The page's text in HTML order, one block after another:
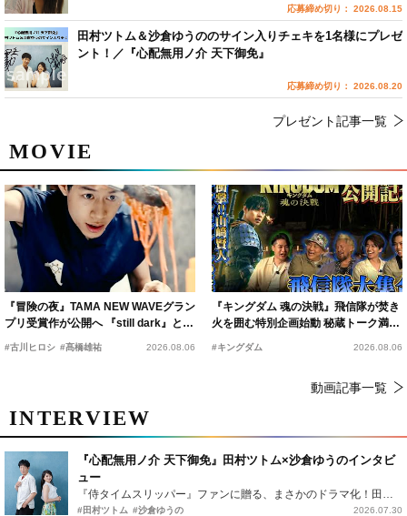
MOVIE
『冒険の夜』TAMA NEW WAVEグラン
プリ受賞作が公開へ 『still dark』と同
#古川ヒロシ #髙橋雄祐 2026.08.06
『キングダム 魂の決戦』飛信隊が焚き
火を囲む特別企画始動 秘蔵トーク満載
#キングダム 2026.08.06
動画記事一覧
INTERVIEW
『心配無用ノ介 天下御免』田村ツトム×沙倉ゆうのインタビ
ュー
『侍タイムスリッパー』ファンに贈る、まさかのドラマ化！田村ツトム×沙倉ゆうのが語る『心配無用ノ介』撮影秘話
#田村ツトム #沙倉ゆうの 2026.07.30
応募締め切り： 2026.08.15
田村ツトム＆沙倉ゆうののサイン入りチェキを1名様にプレゼ
ント！／『心配無用ノ介 天下御免』
応募締め切り： 2026.08.20
プレゼント記事一覧